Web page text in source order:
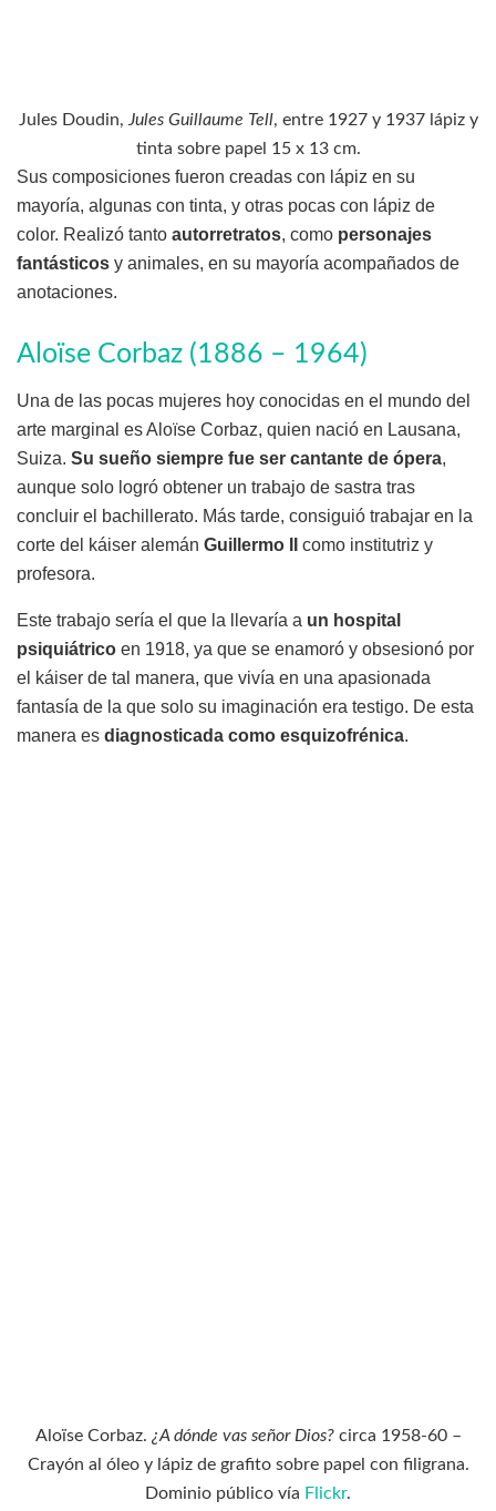
Jules Doudin, Jules Guillaume Tell, entre 1927 y 1937 lápiz y
tinta sobre papel 15 x 13 cm.
Sus composiciones fueron creadas con lápiz en su
mayoría, algunas con tinta, y otras pocas con lápiz de
color. Realizó tanto autorretratos, como personajes
fantásticos y animales, en su mayoría acompañados de
anotaciones.
Aloïse Corbaz (1886 – 1964)
Una de las pocas mujeres hoy conocidas en el mundo del
arte marginal es Aloïse Corbaz, quien nació en Lausana,
Suiza. Su sueño siempre fue ser cantante de ópera,
aunque solo logró obtener un trabajo de sastra tras
concluir el bachillerato. Más tarde, consiguió trabajar en la
corte del káiser alemán Guillermo II
como institutriz y
profesora.
Este trabajo sería el que la llevaría a un hospital
psiquiátrico en 1918, ya que se enamoró y obsesionó por
el káiser de tal manera, que vivía en una apasionada
fantasía de la que solo su imaginación era testigo. De esta
manera es diagnosticada como esquizofrénica.
Aloïse Corbaz. ¿A dónde vas señor Dios? circa 1958-60 –
Crayón al óleo y lápiz de grafito sobre papel con filigrana.
Dominio público vía Flickr.